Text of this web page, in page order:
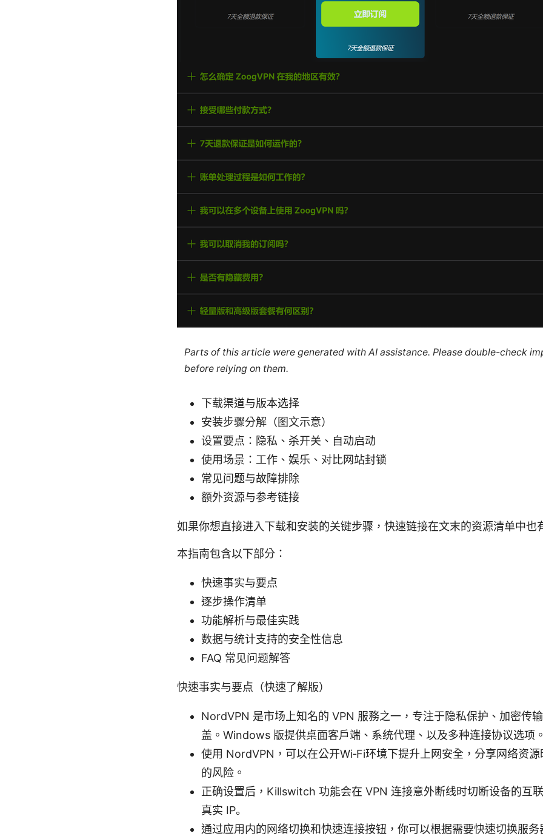
Parts of this article were generated with AI assistance. Please double-check
before relying on them.
下载渠道与版本选择
安装步骤分解（图文示意）
设置要点：隐私、杀开关、自动启动
使用场景：工作、娱乐、对比网站封锁
常见问题与故障排除
额外资源与参考链接
如果你想直接进入下载和安装的关键步骤，快速链接在文末的资源清单中也
本指南包含以下部分：
快速事实与要点
逐步操作清单
功能解析与最佳实践
数据与统计支持的安全性信息
FAQ 常见问题解答
快速事实与要点（快速了解版）
NordVPN 是市场上知名的 VPN 服務之一，专注于隐私保护、加密传
盖。Windows 版提供桌面客户端、系统代理、以及多种连接协议选项。
使用 NordVPN，可以在公开Wi‑Fi环境下提升上网安全，分享网络资
的风险。
正确设置后，Killswitch 功能会在 VPN 连接意外断线时切断设备的互
真实 IP。
通过应用内的网络切换和快速连接按钮，你可以根据需要快速切换服